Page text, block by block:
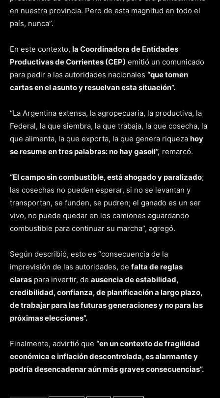
en nuestra provincia. Pero de esta magnitud en todo el
país, nunca”.
En este contexto, la Coordinadora de Entidades
Productivas de Corrientes (CEP) emitió un comunicado
para pedir a las autoridades nacionales “que tomen
cartas en el asunto y resuelvan esta situación”.
“La Argentina extensa, la agropecuaria, la productiva, la
Federal, la que siembra, la que trabaja, la que cosecha, la
que alimenta, la que exporta, la que genera riqueza hoy
se resume en tres palabras: no hay gasoil”, remarcó.
“El campo sin combustible, está ahogado y paralizado;
las cosechas no pueden esperar, si no se levantan y
transportan, se funden, se pudren; el ganado es un ser
vivo, no puede quedar en los camiones aguardando
combustible para continuar su marcha”, agregó.
Según describió, esto es “consecuencia de la
imprevisión de las autoridades, de falta de reglas
claras para invertir, de ausencia de estabilidad,
credibilidad, confianza, de planificación a largo plazo,
de trabajar para las futuras generaciones y no para las
próximas elecciones”.
Finalmente, advirtió que “en un contexto de fragilidad
económica e inflación descontrolada, es alarmante y
podría desencadenar aún más graves consecuencias”.